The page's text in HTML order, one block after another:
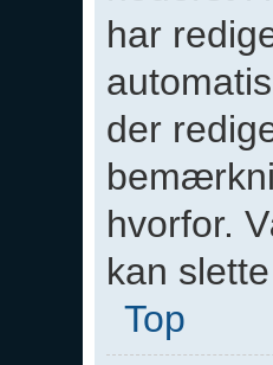
har
der
hvorfor.
kan
Top